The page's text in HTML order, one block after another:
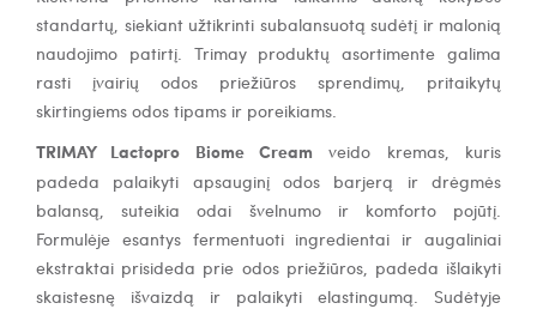
standartų, siekiant užtikrinti subalansuotą sudėtį ir malonią
naudojimo patirtį. Trimay produktų asortimente galima
rasti įvairių odos priežiūros sprendimų, pritaikytų
skirtingiems odos tipams ir poreikiams.
TRIMAY Lactopro Biome Cream veido kremas, kuris
padeda palaikyti apsauginį odos barjerą ir drėgmės
balansą, suteikia odai švelnumo ir komforto pojūtį.
Formulėje esantys fermentuoti ingredientai ir augaliniai
ekstraktai prisideda prie odos priežiūros, padeda išlaikyti
skaistesnę išvaizdą ir palaikyti elastingumą. Sudėtyje